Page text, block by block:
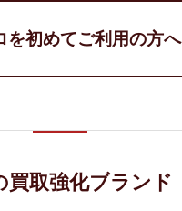
を初めてご利用の方へ
買取強化ブランド